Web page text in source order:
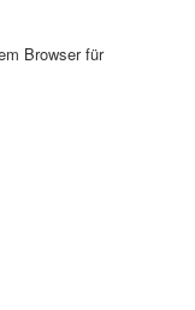
Browser für